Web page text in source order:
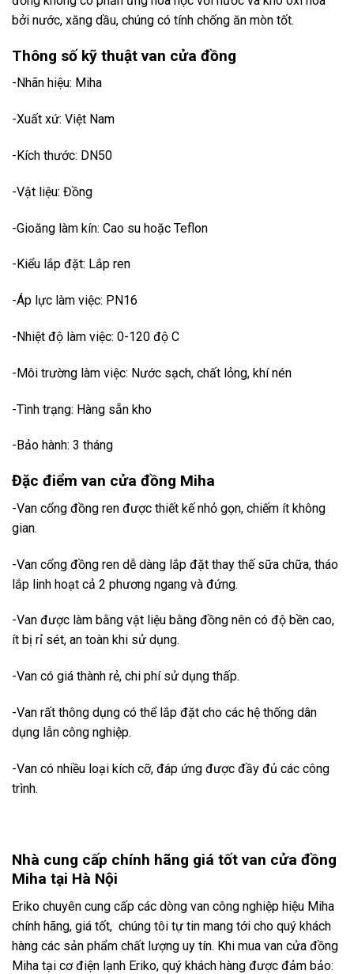
bởi nước, xăng dầu, chúng có tính chống ăn mòn tốt.
Thông số kỹ thuật van cửa đồng
-Nhãn hiệu: Miha
-Xuất xứ: Việt Nam
-Kích thước: DN50
-Vật liệu: Đồng
-Gioăng làm kín: Cao su hoặc Teflon
-Kiểu lắp đặt: Lắp ren
-Áp lực làm việc: PN16
-Nhiệt độ làm việc: 0-120 độ C
-Môi trường làm việc: Nước sạch, chất lỏng, khí nén
-Tình trạng: Hàng sẵn kho
-Bảo hành: 3 tháng
Đặc điểm van cửa đồng Miha
-Van cổng đồng ren được thiết kế nhỏ gọn, chiếm ít không
gian.
-Van cổng đồng ren dễ dàng lắp đặt thay thế sữa chữa, tháo
lắp linh hoạt cả 2 phương ngang và đứng.
-Van được làm bằng vật liệu bằng đồng nên có độ bền cao,
ít bị rỉ sét, an toàn khi sử dụng.
-Van có giá thành rẻ, chi phí sử dụng thấp.
-Van rất thông dụng có thể lắp đặt cho các hệ thống dân
dụng lẫn công nghiệp.
-Van có nhiều loại kích cỡ, đáp ứng được đầy đủ các công
trình.
Nhà cung cấp chính hãng giá tốt van cửa đồng
Miha tại Hà Nội
Eriko chuyên cung cấp các dòng van công nghiệp hiệu Miha
chính hãng, giá tốt, chúng tôi tự tin mang tới cho quý khách
hàng các sản phẩm chất lượng uy tín. Khi mua van cửa đồng
Miha tại cơ điện lạnh Eriko, quý khách hàng được đảm bảo: